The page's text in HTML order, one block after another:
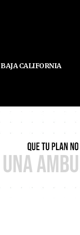
BAJA CALIFORNIA